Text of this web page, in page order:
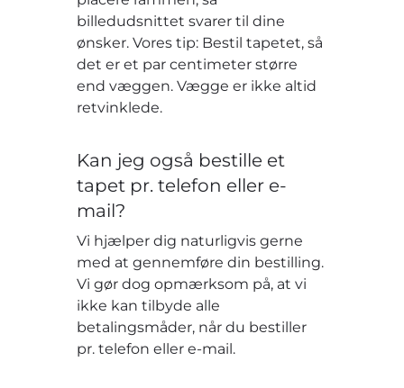
billedudsnittet svarer til dine
ønsker. Vores tip: Bestil tapetet, så
det er et par centimeter større
end væggen. Vægge er ikke altid
retvinklede.
Kan jeg også bestille et
tapet pr. telefon eller e-
mail?
Vi hjælper dig naturligvis gerne
med at gennemføre din bestilling.
Vi gør dog opmærksom på, at vi
ikke kan tilbyde alle
betalingsmåder, når du bestiller
pr. telefon eller e-mail.